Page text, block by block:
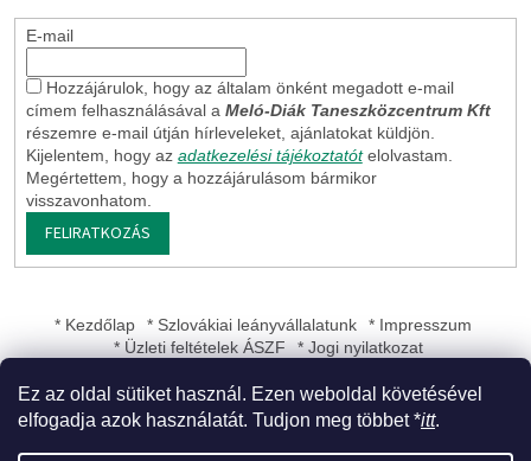
Ez az oldal sütiket használ. Ezen weboldal követésével
elfogadja azok használatát. Tudjon meg többet *itt.
E-mail
Hozzájárulok, hogy az általam önként megadott e-mail
címem felhasználásával a Meló-Diák Taneszközcentrum Kft
részemre e-mail útján hírleveleket, ajánlatokat küldjön.
Kijelentem, hogy az adatkezelési tájékoztatót elolvastam.
Megértettem, hogy a hozzájárulásom bármikor
visszavonhatom.
FELIRATKOZÁS
* Kezdőlap * Szlovákiai leányvállalatunk
* Impresszum
* Üzleti feltételek ÁSZF
* Jogi nyilatkozat